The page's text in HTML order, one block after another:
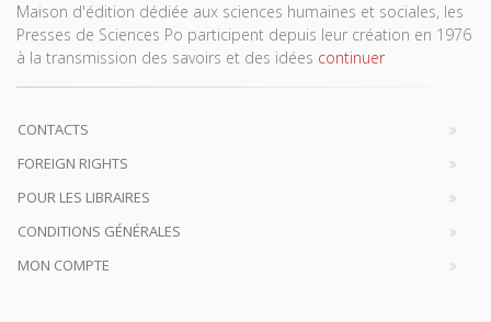
Maison d'édition dédiée aux sciences humaines et sociales, les
Presses de Sciences Po participent depuis leur création en 1976
à la transmission des savoirs et des idées continuer
CONTACTS
FOREIGN RIGHTS
POUR LES LIBRAIRES
CONDITIONS GÉNÉRALES
MON COMPTE